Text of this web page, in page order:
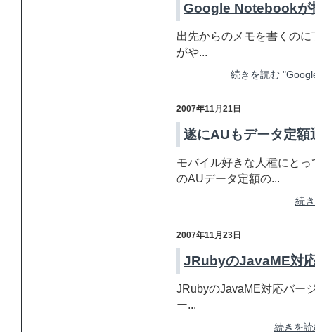
Google Notebookが
出先からのメモを書くの
がや...
続きを読む
2007年11月21日
遂にAUもデータ定額
モバイル好きな人種にと
のAUデータ定額の...
続
2007年11月23日
JRubyのJavaME対
JRubyのJavaME対応バー
ー...
続きを